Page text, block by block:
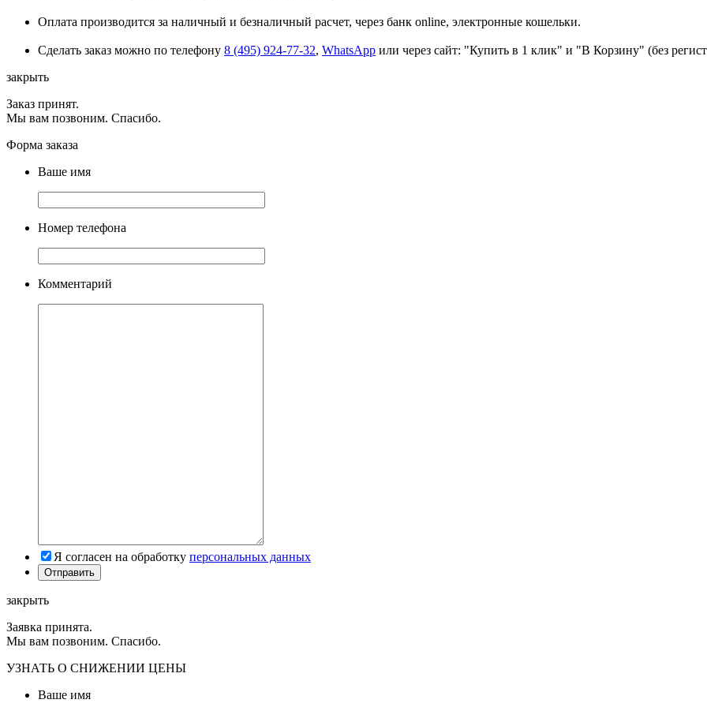
Оплата производится за наличный и безналичный расчет, через банк online, электронные кошельки.
Сделать заказ можно по телефону 8 (495) 924-77-32, WhatsApp или через сайт: "Купить в 1 клик" и "В Корзину" (без
закрыть
Заказ принят.
Мы вам позвоним. Спасибо.
Форма заказа
Ваше имя
Номер телефона
Комментарий
Я согласен на обработку персональных данных
закрыть
Заявка принята.
Мы вам позвоним. Спасибо.
УЗНАТЬ О СНИЖЕНИИ ЦЕНЫ
Ваше имя